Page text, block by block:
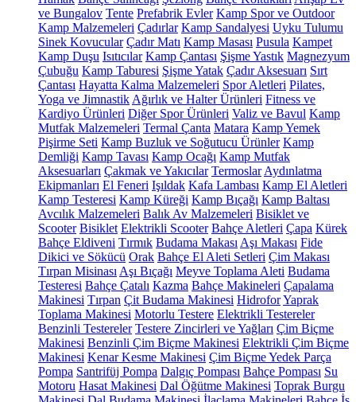
ve Bungalov Tente Prefabrik Evler Kamp Spor ve Outdoor
Kamp Malzemeleri Çadırlar Kamp Sandalyesi Uyku Tulumu
Sinek Kovucular Çadır Matı Kamp Masası Pusula Kampet
Kamp Duşu Isıtıcılar Kamp Çantası Şişme Yastık Magnezyum
Çubuğu Kamp Taburesi Şişme Yatak Çadır Aksesuarı Sırt
Çantası Hayatta Kalma Malzemeleri Spor Aletleri Pilates,
Yoga ve Jimnastik Ağırlık ve Halter Ürünleri Fitness ve
Kardiyo Ürünleri Diğer Spor Ürünleri Valiz ve Bavul Kamp
Mutfak Malzemeleri Termal Çanta Matara Kamp Yemek
Pişirme Seti Kamp Buzluk ve Soğutucu Ürünler Kamp
Demliği Kamp Tavası Kamp Ocağı Kamp Mutfak
Aksesuarları Çakmak ve Yakıcılar Termoslar Aydınlatma
Ekipmanları El Feneri Işıldak Kafa Lambası Kamp El Aletleri
Kamp Testeresi Kamp Küreği Kamp Bıçağı Kamp Baltası
Avcılık Malzemeleri Balık Av Malzemeleri Bisiklet ve
Scooter Bisiklet Elektrikli Scooter Bahçe Aletleri Çapa Kürek
Bahçe Eldiveni Tırmık Budama Makası Aşı Makası Fide
Dikici ve Sökücü Orak Bahçe El Aleti Setleri Çim Makası
Tırpan Misinası Aşı Bıçağı Meyve Toplama Aleti Budama
Testeresi Bahçe Çatalı Kazma Bahçe Makineleri Çapalama
Makinesi Tırpan Çit Budama Makinesi HidroforYaprak
Toplama Makinesi Motorlu Testere Elektrikli Testereler
Benzinli Testereler Testere Zincirleri ve Yağları Çim Biçme
Makinesi Benzinli Çim Biçme Makinesi Elektrikli Çim Biçme
Makinesi Kenar Kesme Makinesi Çim Biçme Yedek Parça
Pompa Santrifüj Pompa Dalgıç Pompası Bahçe Pompası Su
Motoru Hasat Makinesi Dal Öğütme Makinesi Toprak Burgu